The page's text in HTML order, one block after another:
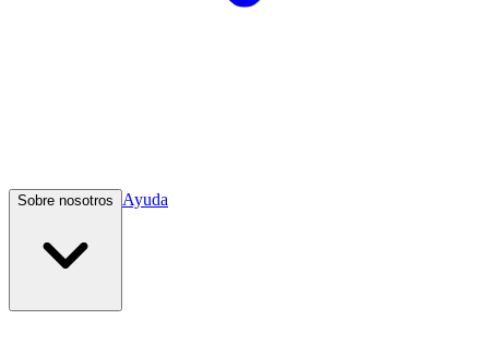
Sobre nosotros Ayuda